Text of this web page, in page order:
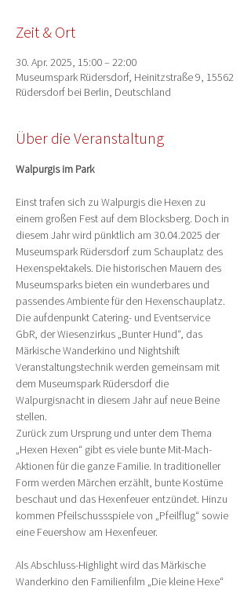
Zeit & Ort
30. Apr. 2025, 15:00 – 22:00
Museumspark Rüdersdorf, Heinitzstraße 9, 15562
Rüdersdorf bei Berlin, Deutschland
Über die Veranstaltung
Walpurgis im Park
Einst trafen sich zu Walpurgis die Hexen zu
einem großen Fest auf dem Blocksberg. Doch in
diesem Jahr wird pünktlich am 30.04.2025 der
Museumspark Rüdersdorf zum Schauplatz des
Hexenspektakels. Die historischen Mauern des
Museumsparks bieten ein wunderbares und
passendes Ambiente für den Hexenschauplatz.
Die aufdenpunkt Catering- und Eventservice
GbR, der Wiesenzirkus „Bunter Hund“, das
Märkische Wanderkino und Nightshift
Veranstaltungstechnik werden gemeinsam mit
dem Museumspark Rüdersdorf die
Walpurgisnacht in diesem Jahr auf neue Beine
stellen.
Zurück zum Ursprung und unter dem Thema
„Hexen Hexen“ gibt es viele bunte Mit-Mach-
Aktionen für die ganze Familie. In traditioneller
Form werden Märchen erzählt, bunte Kostüme
beschaut und das Hexenfeuer entzündet. Hinzu
kommen Pfeilschussspiele von „Pfeilflug“ sowie
eine Feuershow am Hexenfeuer.
Als Abschluss-Highlight wird das Märkische
Wanderkino den Familienfilm „Die kleine Hexe“